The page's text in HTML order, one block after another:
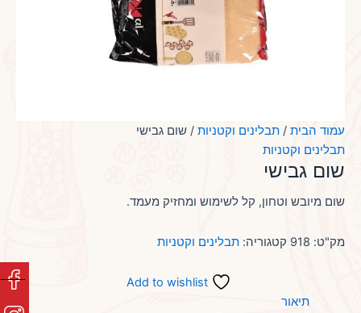
עמוד הבית / תבלינים וקטניות / שום גבישי
תבלינים וקטניות
שום גבישי
שום מיובש וטחון, קל לשימוש ומחזיק מעמד.
מק"ט: 918 קטגוריה: תבלינים וקטניות
Add to wishlist
תיאור